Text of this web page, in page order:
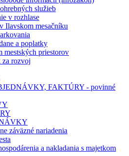
služieb
v rozhlase
Ilavskom mesačníku
a poplatky
mestských priestorov
za rozvoj
FAKTÚRY - povinné
záväzné nariadenia
a nakladania s majetkom